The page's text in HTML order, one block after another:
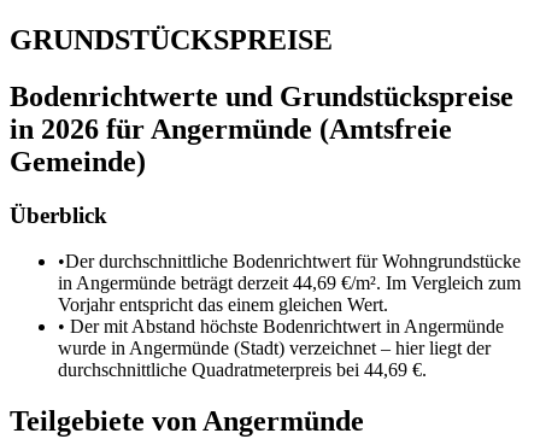
GRUNDSTÜCKSPREISE
Bodenrichtwerte und Grundstückspreise
in 2026 für Angermünde (Amtsfreie
Gemeinde)
Überblick
•Der durchschnittliche Bodenrichtwert für Wohngrundstücke
in Angermünde beträgt derzeit 44,69 €/m². Im Vergleich zum
Vorjahr entspricht das einem gleichen Wert.
• Der mit Abstand höchste Bodenrichtwert in Angermünde
wurde in Angermünde (Stadt) verzeichnet – hier liegt der
durchschnittliche Quadratmeterpreis bei 44,69 €.
Teilgebiete von Angermünde